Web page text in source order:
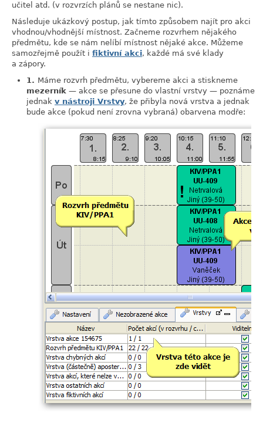
učitel atd. (v rozvrzích plánů se nestane nic).
Následuje ukázkový postup, jak tímto způsobem najít pro akci
vhodnou/vhodnější místnost. Začneme rozvrhem nějakého
předmětu, kde se nám nelíbí místnost nějaké akce. Můžeme
samozřejmě použít i fiktivní akci, každé má své klady
a zápory.
1. Máme rozvrh předmětu, vybereme akci a stiskneme
mezerník — akce se přesune do vlastní vrstvy — poznáme
jednak v nástroji Vrstvy, že přibyla nová vrstva a jednak
bude akce (pokud není zrovna vybraná) obarvena modře: